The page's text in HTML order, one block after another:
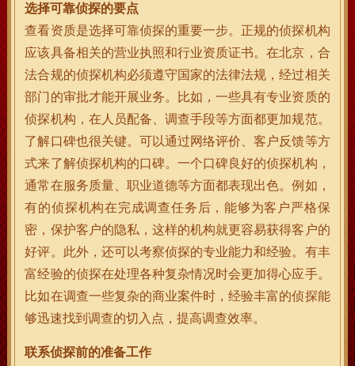
选择可靠侦探的要点
查看资质是选择可靠侦探的重要一步。正规的侦探机构
应该具备相关的营业执照和行业资质证书。在北京，合
法合规的侦探机构必须遵守国家的法律法规，经过相关
部门的审批才能开展业务。比如，一些具有专业资质的
侦探机构，在人员配备、调查手段等方面都更加规范。
了解口碑也很关键。可以通过网络评价、客户反馈等方
式来了解侦探机构的口碑。一个口碑良好的侦探机构，
通常在服务质量、职业道德等方面都表现出色。例如，
有的侦探机构在完成调查任务后，能够为客户严格保
密，保护客户的隐私，这样的机构就更容易获得客户的
好评。此外，还可以考察侦探的专业能力和经验。有丰
富经验的侦探在处理各种复杂情况时会更加得心应手。
比如在调查一些复杂的商业案件时，经验丰富的侦探能
够迅速找到调查的切入点，提高调查效率。
联系侦探前的准备工作